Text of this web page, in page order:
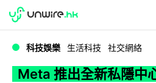
WWDC 2026
科技娛樂 生活科技 社交網絡
Meta 推出全新私隱